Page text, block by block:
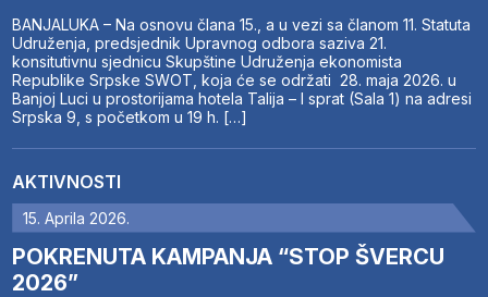
BANJALUKA – Na osnovu člana 15., a u vezi sa članom 11. Statuta
Udruženja, predsjednik Upravnog odbora saziva 21.
konsitutivnu sjednicu Skupštine Udruženja ekonomista
Republike Srpske SWOT, koja će se održati 28. maja 2026. u
Banjoj Luci u prostorijama hotela Talija – I sprat (Sala 1) na adresi
Srpska 9, s početkom u 19 h. […]
AKTIVNOSTI
15. Aprila 2026.
POKRENUTA KAMPANJA “STOP ŠVERCU
2026”